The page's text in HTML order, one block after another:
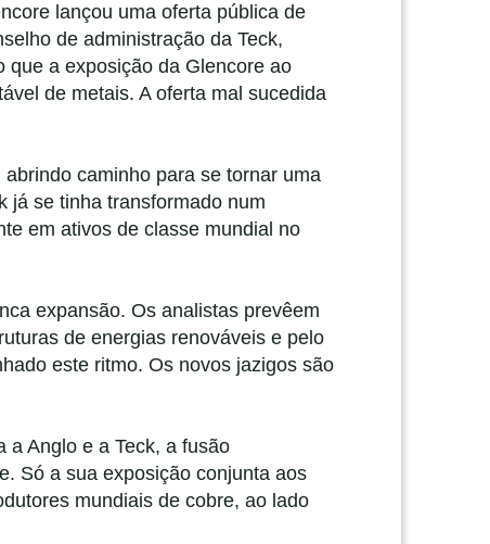
lançou uma oferta pública de
de administração da Teck,
que a exposição da Glencore ao
de metais. A oferta mal sucedida
caminho para se tornar uma
já se tinha transformado num
em ativos de classe mundial no
expansão. Os analistas prevêem
de energias renováveis e pelo
este ritmo. Os novos jazigos são
a Anglo e a Teck, a fusão
Só a sua exposição conjunta aos
mundiais de cobre, ao lado